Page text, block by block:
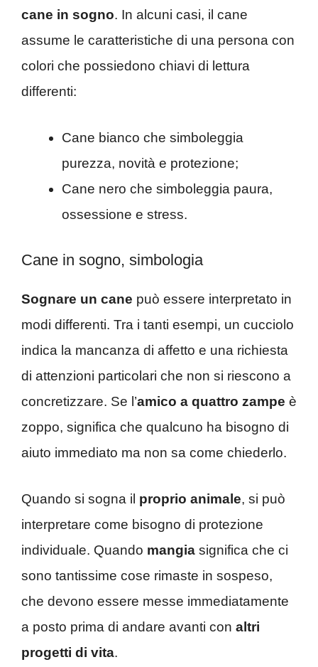
cane in sogno. In alcuni casi, il cane
assume le caratteristiche di una persona con
colori che possiedono chiavi di lettura
differenti:
Cane bianco che simboleggia
purezza, novità e protezione;
Cane nero che simboleggia paura,
ossessione e stress.
Cane in sogno, simbologia
Sognare un cane può essere interpretato in
modi differenti. Tra i tanti esempi, un cucciolo
indica la mancanza di affetto e una richiesta
di attenzioni particolari che non si riescono a
concretizzare. Se l’amico a quattro zampe è
zoppo, significa che qualcuno ha bisogno di
aiuto immediato ma non sa come chiederlo.
Quando si sogna il proprio animale, si può
interpretare come bisogno di protezione
individuale. Quando mangia significa che ci
sono tantissime cose rimaste in sospeso,
che devono essere messe immediatamente
a posto prima di andare avanti con altri
progetti di vita.